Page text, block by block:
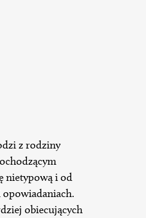
z rodziny
nietypową i od
opowiadaniach.
obiecujących